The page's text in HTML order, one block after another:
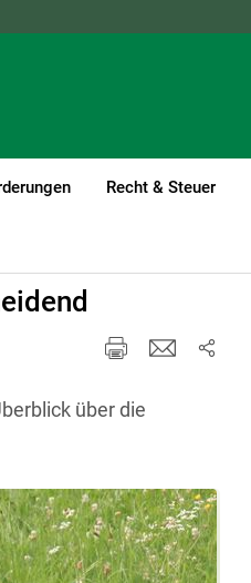
Recht & Steuer
über die